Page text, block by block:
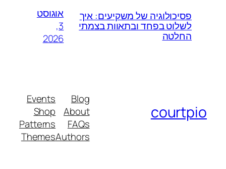
פסיכולוגיה של משקיעים: איך
לשלוט בפחד ובתאוות בצמתי
החלטה
אוגוסט
3,
2026
courtpio
Blog
About
FAQs
Authors
Events
Shop
Patterns
Themes